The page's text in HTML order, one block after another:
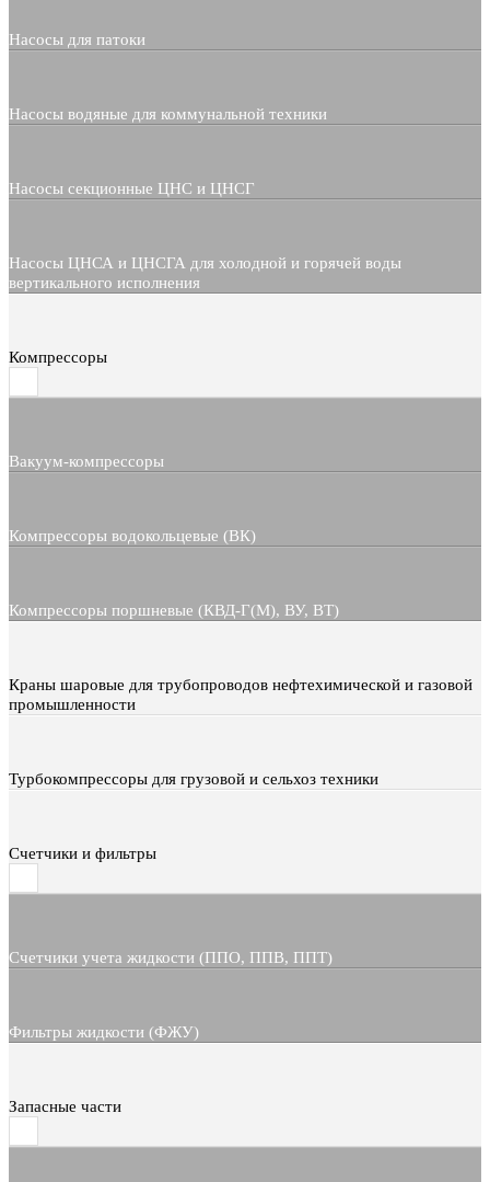
Насосы для патоки
Насосы водяные для коммунальной техники
Насосы секционные ЦНС и ЦНСГ
Насосы ЦНСА и ЦНСГА для холодной и горячей воды
вертикального исполнения
Компрессоры
Вакуум-компрессоры
Компрессоры водокольцевые (ВК)
Компрессоры поршневые (КВД-Г(М), ВУ, ВТ)
Краны шаровые для трубопроводов нефтехимической и газовой
промышленности
Турбокомпрессоры для грузовой и сельхоз техники
Счетчики и фильтры
Счетчики учета жидкости (ППО, ППВ, ППТ)
Фильтры жидкости (ФЖУ)
Запасные части